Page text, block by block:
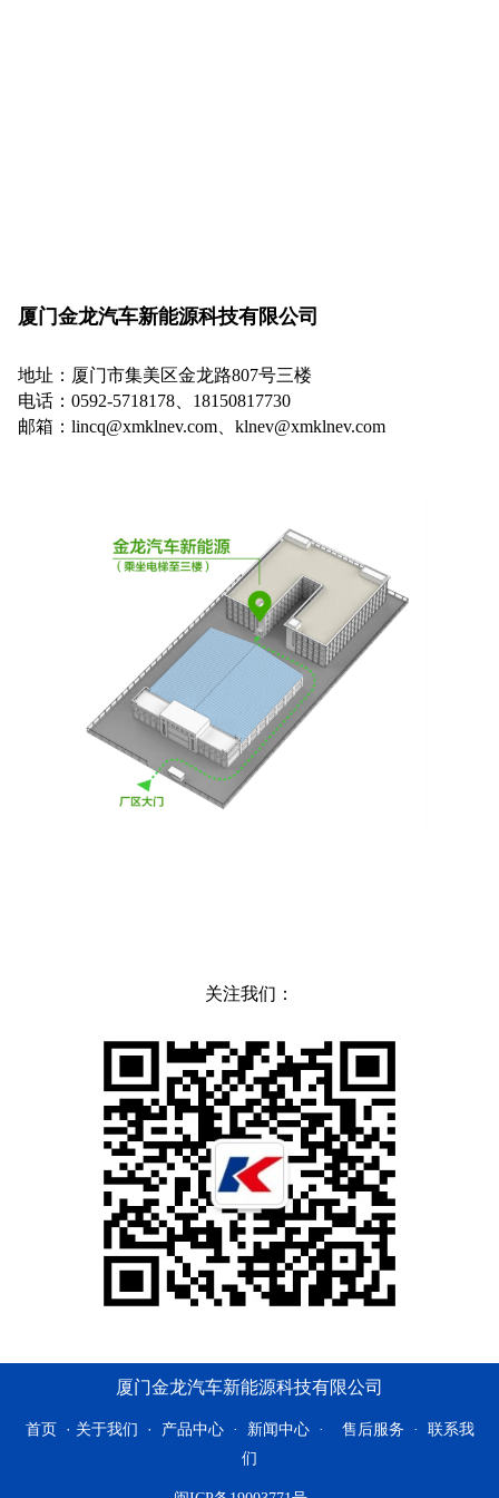
厦门金龙汽车新能源科技有限公司
地址：厦门市集美区金龙路807号三楼
电话：0592-5718178、 18150817730
邮箱：lincq@xmklnev.com、klnev@xmklnev.com
关注我们：
厦门金龙汽车新能源科技有限公司
首页· 关于我们 · 产品中心 · 新闻中心 · 售后服务 · 联系我
们